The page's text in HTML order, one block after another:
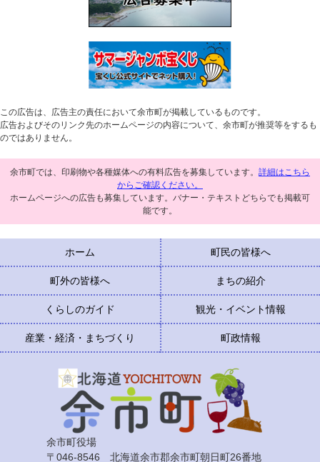
この広告は、広告主の責任において余市町が掲載しているものです。
広告およびそのリンク先のホームページの内容について、余市町が推奨等をするも
のではありません。
余市町では、印刷物や各種媒体への有料広告を募集しています。 詳細はこちら
からご確認ください。
ホームページへの広告も募集しています。バナー・テキストどちらでも掲載可
能です。
ホーム 町民の皆様へ
町外の皆様へ まちの紹介
くらしのガイド 観光・イベント情報
産業・経済・まちづくり 町政情報
余市町役場
〒046-8546 北海道余市郡余市町朝日町26番地